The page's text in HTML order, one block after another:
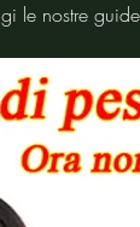
le nostre